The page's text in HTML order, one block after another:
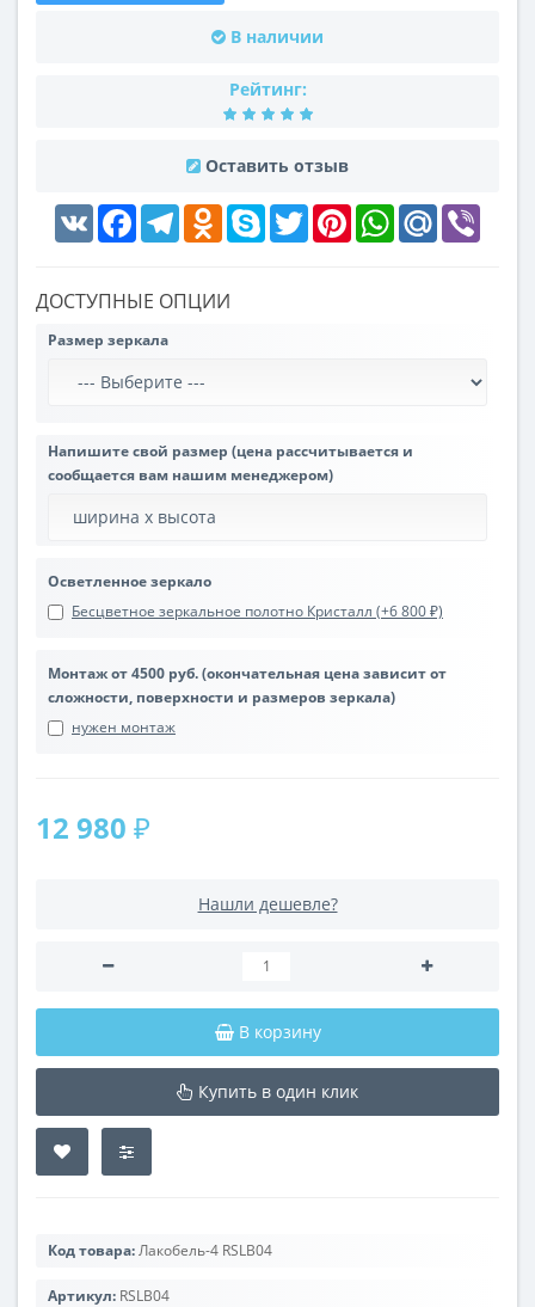
В наличии
Рейтинг:
Оставить отзыв
VK FacebookTelegramOdnoklassniki
Skype Twitter PinterestWhatsAppMail.Ru
ДОСТУПНЫЕ ОПЦИИ
Размер зеркала
Напишите свой размер (цена рассчитывается и
сообщается вам нашим менеджером)
Осветленное зеркало
Бесцветное зеркальное полотно Кристалл (+6 800 ₽)
Монтаж от 4500 руб. (окончательная цена зависит от
сложности, поверхности и размеров зеркала)
нужен монтаж
12 980 ₽
Нашли дешевле?
В корзину
Купить в один клик
Код товара:Лакобель-4 RSLB04
Артикул: RSLB04